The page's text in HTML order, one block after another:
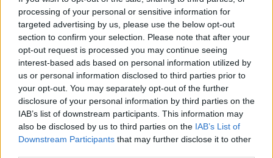
processing of your personal or sensitive information for
targeted advertising by us, please use the below opt-out
section to confirm your selection. Please note that after your
opt-out request is processed you may continue seeing
interest-based ads based on personal information utilized by
us or personal information disclosed to third parties prior to
your opt-out. You may separately opt-out of the further
disclosure of your personal information by third parties on the
IAB’s list of downstream participants. This information may
also be disclosed by us to third parties on the IAB’s List of
Downstream Participants that may further disclose it to other
az anya-lánya kötelékről, a gyerekekkel való
kapcsolatról, gyerekek közötti féltékenységről,
megcsalásokról, a halálhoz való viszonyról szól az
előadás, és mindig egy vacsorán találkozunk a
szereplőkkel. Egészen átütő volt már csak a
szövegkönyvet olvasni is, nekem sok személyes dolog
eszembe jutott és jut is még a próbák alatt. Szerintem
mindenki órákat tudna beszélni arról, hogy ezt vagy azt
hogyan élte meg a saját családjában, szóval lehet
kötődnie a nézőnek. Jól megírt darab.